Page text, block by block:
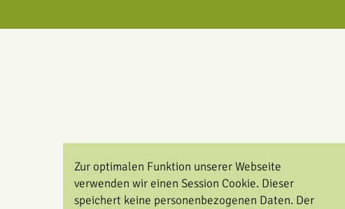
Zur optimalen Funktion unserer Webseite
verwenden wir einen Session Cookie. Dieser
speichert keine personenbezogenen Daten. Der